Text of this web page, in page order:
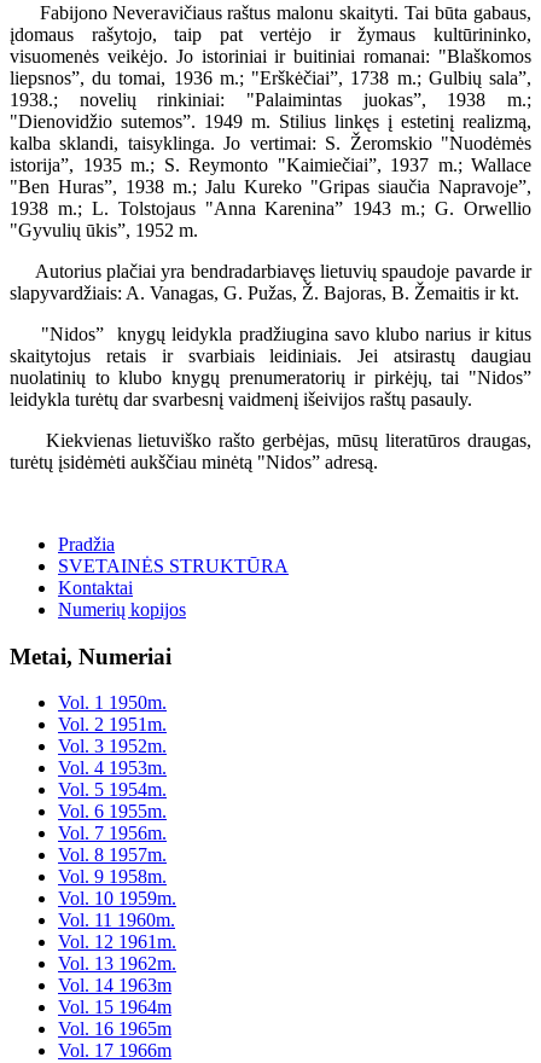
Fabijono Neveravičiaus raštus malonu skaityti. Tai būta gabaus,
įdomaus rašytojo, taip pat vertėjo ir žymaus kultūrininko,
visuomenės veikėjo. Jo istoriniai ir buitiniai romanai: "Blaškomos
liepsnos”, du tomai, 1936 m.; "Erškėčiai”, 1738 m.; Gulbių sala”,
1938.; novelių rinkiniai: "Palaimintas juokas”, 1938 m.;
"Dienovidžio sutemos”. 1949 m. Stilius linkęs į estetinį realizmą,
kalba sklandi, taisyklinga. Jo vertimai: S. Žeromskio "Nuodėmės
istorija”, 1935 m.; S. Reymonto "Kaimiečiai”, 1937 m.; Wallace
"Ben Huras”, 1938 m.; Jalu Kureko "Gripas siaučia Napravoje”,
1938 m.; L. Tolstojaus "Anna Karenina” 1943 m.; G. Orwellio
"Gyvulių ūkis”, 1952 m.
Autorius plačiai yra bendradarbiavęs lietuvių spaudoje pavarde ir
slapyvardžiais: A. Vanagas, G. Pužas, Ž. Bajoras, B. Žemaitis ir kt.
"Nidos” knygų leidykla pradžiugina savo klubo narius ir kitus
skaitytojus retais ir svarbiais leidiniais. Jei atsirastų daugiau
nuolatinių to klubo knygų prenumeratorių ir pirkėjų, tai "Nidos”
leidykla turėtų dar svarbesnį vaidmenį išeivijos raštų pasauly.
Kiekvienas lietuviško rašto gerbėjas, mūsų literatūros draugas,
turėtų įsidėmėti aukščiau minėtą "Nidos” adresą.
Pradžia
SVETAINĖS STRUKTŪRA
Kontaktai
Numerių kopijos
Metai, Numeriai
Vol. 1 1950m.
Vol. 2 1951m.
Vol. 3 1952m.
Vol. 4 1953m.
Vol. 5 1954m.
Vol. 6 1955m.
Vol. 7 1956m.
Vol. 8 1957m.
Vol. 9 1958m.
Vol. 10 1959m.
Vol. 11 1960m.
Vol. 12 1961m.
Vol. 13 1962m.
Vol. 14 1963m
Vol. 15 1964m
Vol. 16 1965m
Vol. 17 1966m